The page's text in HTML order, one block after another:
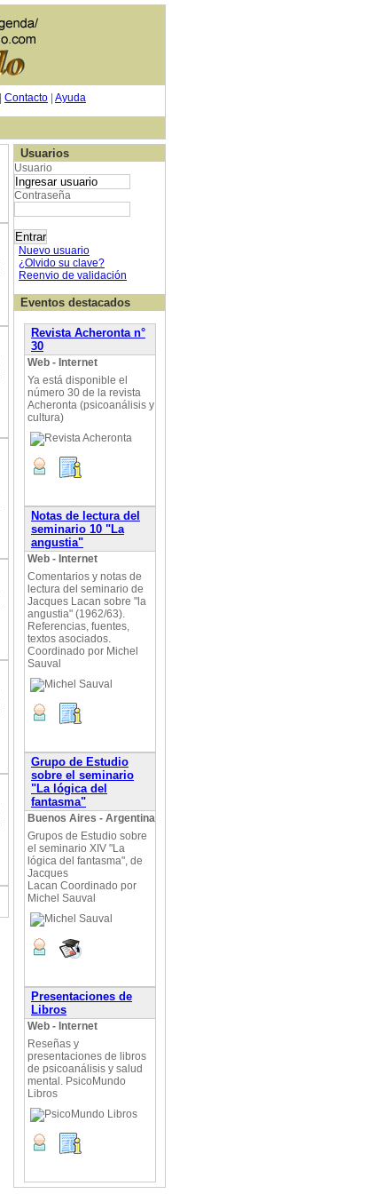
Contacto Ayuda
Usuarios
Usuario
Contraseña
Nuevo usuario
¿Olvido su clave?
Reenvio de validación
Eventos destacados
Revista Acheronta n°
30
Web - Internet
Ya está disponible el
número 30 de la revista
Acheronta (psicoanálisis y
cultura)
Notas de lectura del
seminario 10 "La
angustia"
Web - Internet
Comentarios y notas de
lectura del seminario de
Jacques Lacan sobre "la
angustia" (1962/63).
Referencias, fuentes,
textos asociados.
Coordinado por Michel
Sauval
Grupo de Estudio
sobre el seminario
"La lógica del
fantasma"
Buenos Aires - Argentina
Grupos de Estudio sobre
el seminario XIV "La
lógica del fantasma", de
Jacques
Lacan Coordinado por
Michel Sauval
Presentaciones de
Libros
Web - Internet
Reseñas y
presentaciones de libros
de psicoanálisis y salud
mental. PsicoMundo
Libros